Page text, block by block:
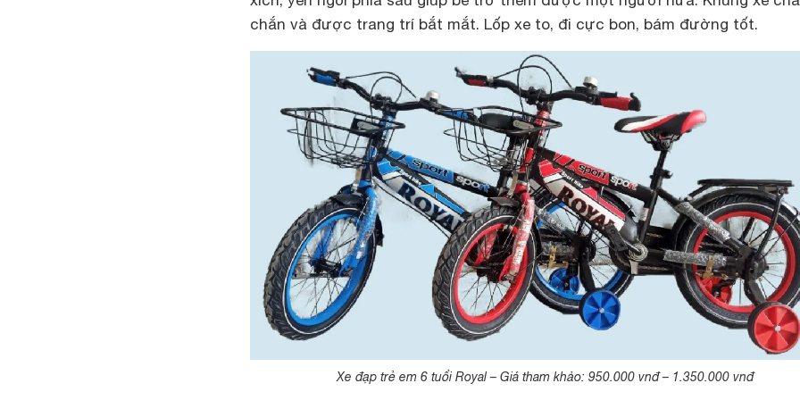
chắn và được trang trí bắt mắt. Lốp xe to, đi cực bon, bám đường tốt.
Xe đạp trẻ em 6 tuổi Royal – Giá tham khảo: 950.000 vnđ – 1.350.000 vnđ